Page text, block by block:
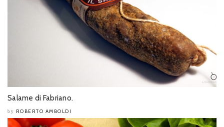
Salame di Fabriano.
by ROBERTO AMBOLDI